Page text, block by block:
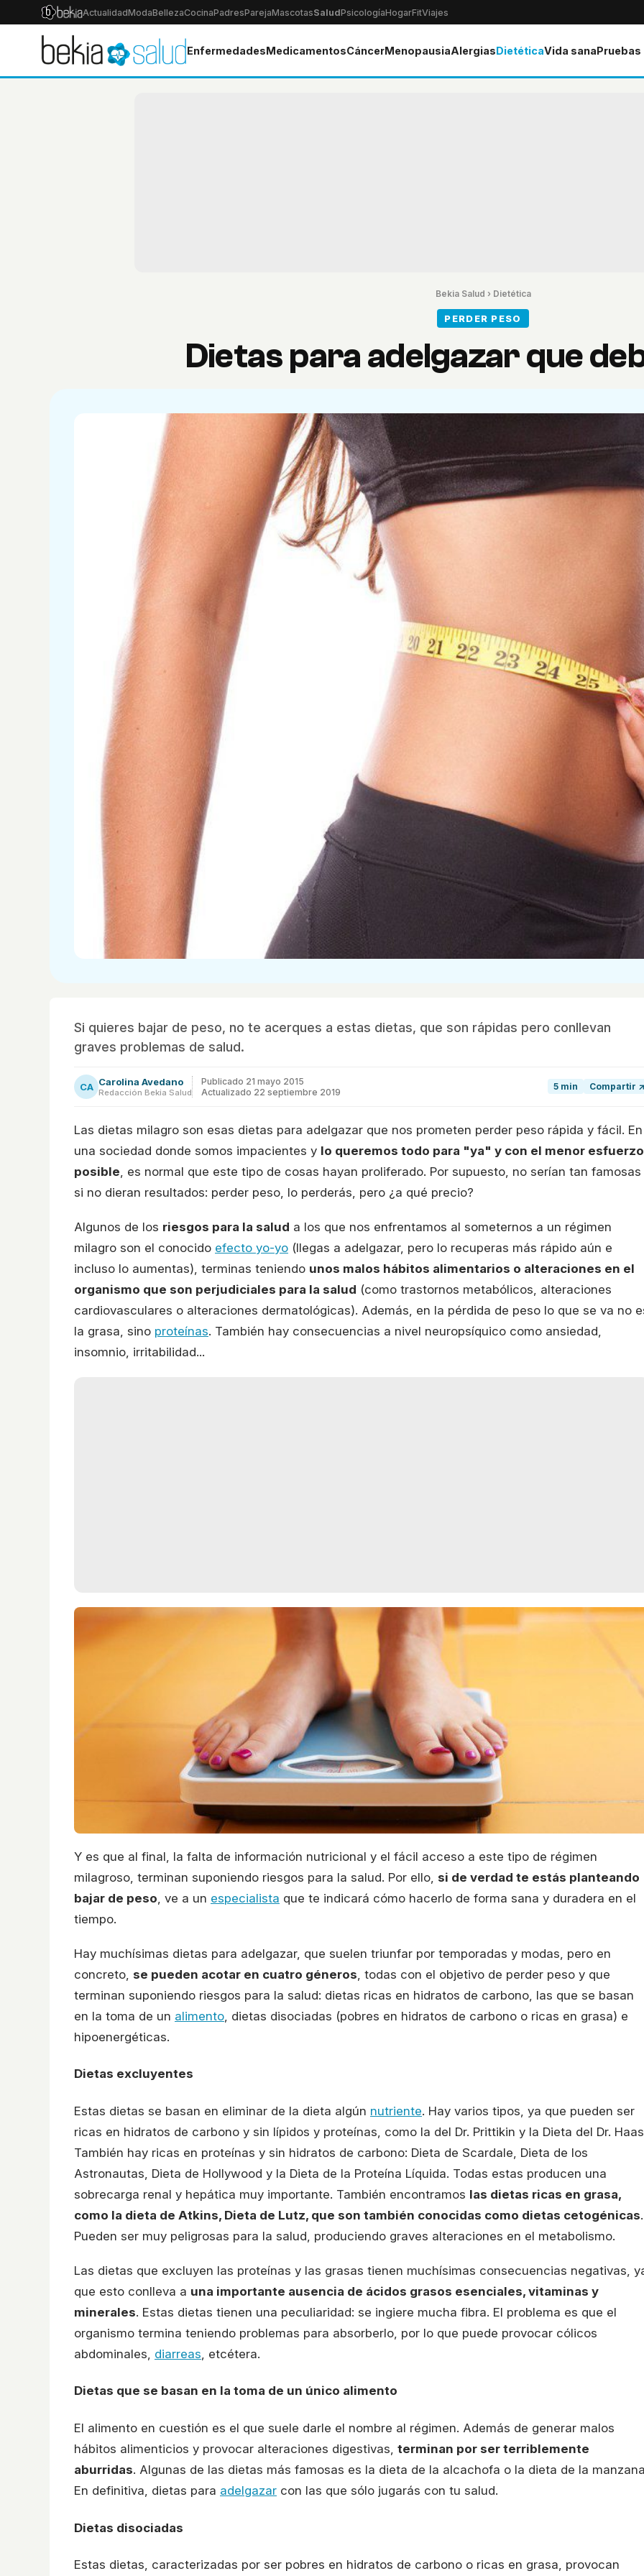
ActualidadModaBellezaCocinaPadresParejaMascotasSaludPsicologíaHogarFitViajes
EnfermedadesMedicamentosCáncerMenopausiaAlergiasDietéticaVida sana
Bekia Salud › Dietética
PERDER PESO
Dietas para adelgazar que
Si quieres bajar de peso, no te acerques a estas dietas, que son rápidas pero conllevan
graves problemas de salud.
CA Carolina Avedano
Redacción Bekia Salud
Publicado 21 mayo 2015
Actualizado 22 septiembre 2019
5 min Compartir ↗
Las dietas milagro son esas dietas para adelgazar que nos prometen perder peso rápida y fácil. En
una sociedad donde somos impacientes y lo queremos todo para "ya" y con el menor esfuerzo
posible , es normal que este tipo de cosas hayan proliferado. Por supuesto, no serían tan famosas
si no dieran resultados: perder peso, lo perderás, pero ¿a qué precio?
Algunos de los riesgos para la salud a los que nos enfrentamos al someternos a un régimen
milagro son el conocido efecto yo-yo (llegas a adelgazar, pero lo recuperas más rápido aún e
incluso lo aumentas), terminas teniendo unos malos hábitos alimentarios o alteraciones en el
organismo que son perjudiciales para la salud (como trastornos metabólicos, alteraciones
cardiovasculares o alteraciones dermatológicas). Además, en la pérdida de peso lo que se va no
la grasa, sino proteínas. También hay consecuencias a nivel neuropsíquico como ansiedad,
insomnio, irritabilidad...
Y es que al final, la falta de información nutricional y el fácil acceso a este tipo de régimen
milagroso, terminan suponiendo riesgos para la salud. Por ello, si de verdad te estás planteando
bajar de peso , ve a un especialista que te indicará cómo hacerlo de forma sana y duradera en el
tiempo.
Hay muchísimas dietas para adelgazar, que suelen triunfar por temporadas y modas, pero en
concreto, se pueden acotar en cuatro géneros , todas con el objetivo de perder peso y que
terminan suponiendo riesgos para la salud: dietas ricas en hidratos de carbono, las que se basan
en la toma de un alimento , dietas disociadas (pobres en hidratos de carbono o ricas en grasa) e
hipoenergéticas.
Dietas excluyentes
Estas dietas se basan en eliminar de la dieta algún nutriente. Hay varios tipos, ya que pueden ser
ricas en hidratos de carbono y sin lípidos y proteínas, como la del Dr. Prittikin y la Dieta del Dr.
También hay ricas en proteínas y sin hidratos de carbono: Dieta de Scardale, Dieta de los
Astronautas, Dieta de Hollywood y la Dieta de la Proteína Líquida. Todas estas producen una
sobrecarga renal y hepática muy importante. También encontramos las dietas ricas en grasa,
como la dieta de Atkins, Dieta de Lutz, que son también conocidas como dietas cetogénicas.
Pueden ser muy peligrosas para la salud, produciendo graves alteraciones en el metabolismo.
Las dietas que excluyen las proteínas y las grasas tienen muchísimas consecuencias negativas,
que esto conlleva a una importante ausencia de ácidos grasos esenciales, vitaminas y
minerales. Estas dietas tienen una peculiaridad: se ingiere mucha fibra. El problema es que el
organismo termina teniendo problemas para absorberlo, por lo que puede provocar cólicos
abdominales, diarreas , etcétera.
Dietas que se basan en la toma de un único alimento
El alimento en cuestión es el que suele darle el nombre al régimen. Además de generar malos
hábitos alimenticios y provocar alteraciones digestivas, terminan por ser terriblemente
aburridas. Algunas de las dietas más famosas es la dieta de la alcachofa o la dieta de la
En definitiva, dietas para adelgazar con las que sólo jugarás con tu salud.
Dietas disociadas
Estas dietas, caracterizadas por ser pobres en hidratos de carbono o ricas en grasa, provocan